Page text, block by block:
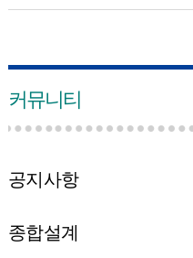
커뮤니티
공지사항
종합설계